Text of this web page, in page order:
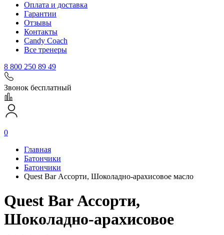
Оплата и доставка
Гарантии
Отзывы
Контакты
Candy Coach
Все тренеры
8 800 250 89 49
Звонок бесплатный
0
Главная
Батончики
Батончики
Quest Bar Ассорти, Шоколадно-арахисовое масло
Quest Bar Ассорти,
Шоколадно-арахисовое